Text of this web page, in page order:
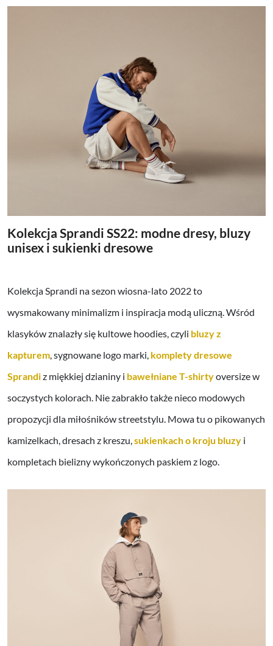
Kolekcja Sprandi SS22: modne dresy, bluzy
unisex i sukienki dresowe
Kolekcja Sprandi na sezon wiosna-lato 2022 to
wysmakowany minimalizm i inspiracja modą uliczną. Wśród
klasyków znalazły się kultowe hoodies, czyli bluzy z
kapturem , sygnowane logo marki, komplety dresowe
Sprandiz miękkiej dzianiny i bawełniane T-shirtyoversize w
soczystych kolorach. Nie zabrakło także nieco modowych
propozycji dla miłośników streetstylu. Mowa tu o pikowanych
kamizelkach, dresach z kreszu, sukienkach o kroju bluzy i
kompletach bielizny wykończonych paskiem z logo.